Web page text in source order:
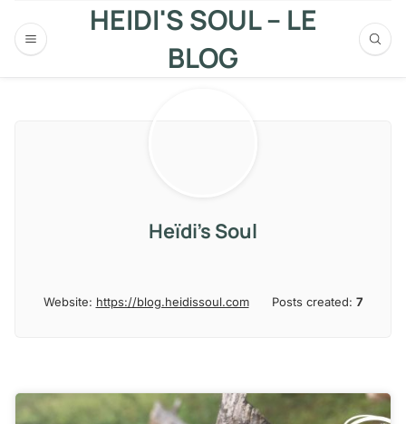
HEIDI'S SOUL – LE
BLOG
Heïdi's Soul
Website: https://blog.heidissoul.com Posts created: 7